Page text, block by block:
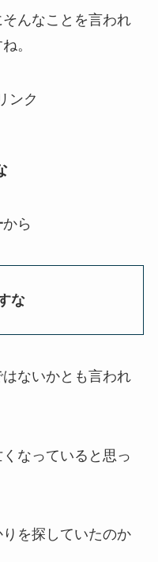
んなことを言われ
。
ンク
から
な
はないかとも言われ
なっていると思っ
を探していたのか